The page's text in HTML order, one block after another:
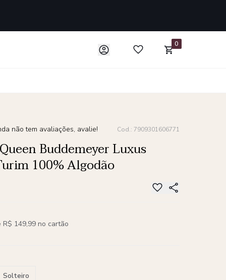
0
não tem avaliações, avalie! Cod.: 7909301606771
Buddemeyer Luxus
100% Algodão
R$ 149,99 no cartão
Solteiro